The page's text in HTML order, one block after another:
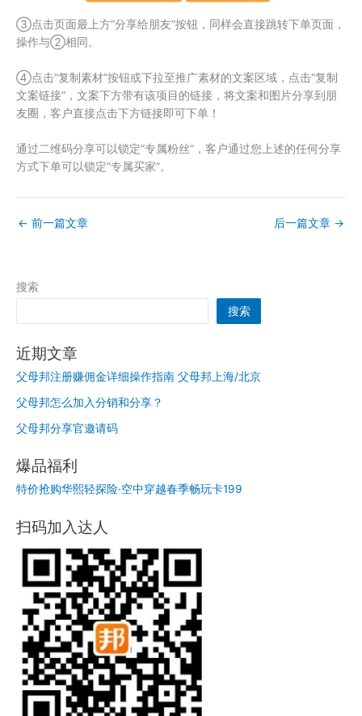
③点击页面最上方“分享给朋友”按钮，同样会直接跳转下单页面，
操作与②相同。
④点击“复制素材”按钮或下拉至推广素材的文案区域，点击“复制
文案链接”，文案下方带有该项目的链接，将文案和图片分享到朋
友圈，客户直接点击下方链接即可下单！
通过二维码分享可以锁定“专属粉丝”，客户通过您上述的任何分享
方式下单可以锁定“专属买家”。
← 前一篇文章 后一篇文章 →
搜索
搜索
近期文章
父母邦注册赚佣金详细操作指南 父母邦上海/北京
父母邦怎么加入分销和分享？
父母邦分享官邀请码
爆品福利
特价抢购华熙轻探险·空中穿越春季畅玩卡199
扫码加入达人